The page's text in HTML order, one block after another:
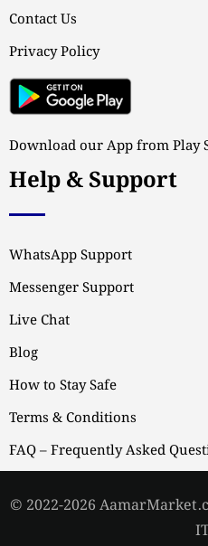
Contact Us
Privacy Policy
Download our App from Play
Help & Support
WhatsApp Support
Messenger Support
Live Chat
Blog
How to Stay Safe
Terms & Conditions
FAQ – Frequently Asked
© 2022-2026